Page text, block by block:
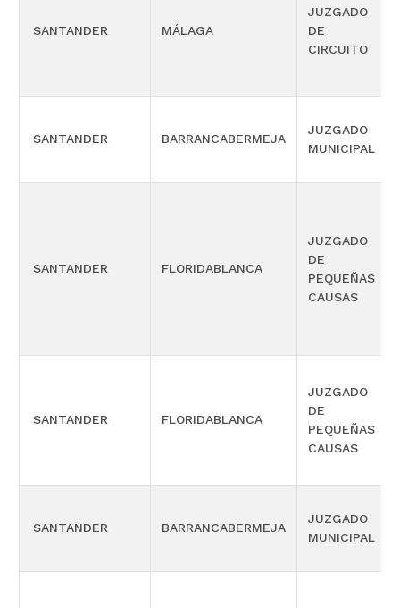
SANTANDER MÁLAGA
JUZGADO
DE
CIRCUITO
SANTANDER BARRANCABERMEJA
JUZGADO
MUNICIPAL
SANTANDER FLORIDABLANCA
JUZGADO
DE
PEQUEÑAS
CAUSAS
SANTANDER FLORIDABLANCA
JUZGADO
DE
PEQUEÑAS
CAUSAS
SANTANDER BARRANCABERMEJA
JUZGADO
MUNICIPAL